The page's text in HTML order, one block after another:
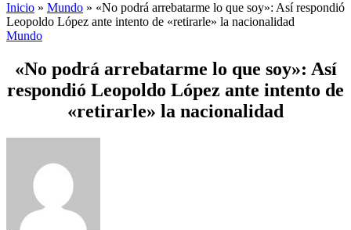
Inicio » Mundo » «No podrá arrebatarme lo que soy»: Así respondió
Leopoldo López ante intento de «retirarle» la nacionalidad
Mundo
«No podrá arrebatarme lo que soy»: Así
respondió Leopoldo López ante intento de
«retirarle» la nacionalidad